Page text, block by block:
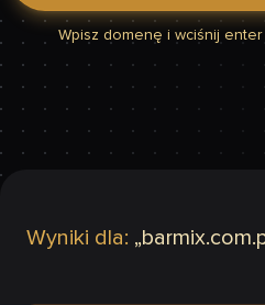
Wpisz domenę i wciśnij
Wyniki dla: „